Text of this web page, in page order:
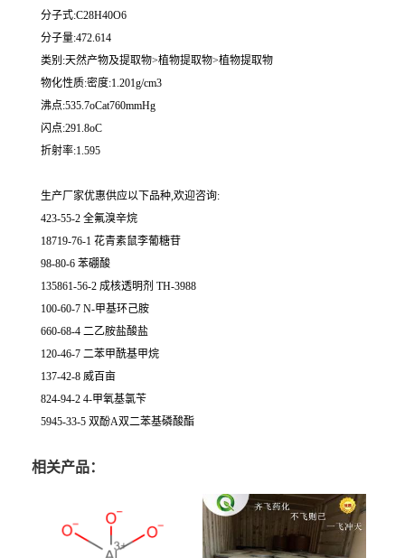
分子式:C28H40O6
分子量:472.614
类别:天然产物及提取物>植物提取物>植物提取物
物化性质:密度:1.201g/cm3
沸点:535.7oCat760mmHg
闪点:291.8oC
折射率:1.595
生产厂家优惠供应以下品种,欢迎咨询:
423-55-2 全氟溴辛烷
18719-76-1 花青素鼠李葡糖苷
98-80-6 苯硼酸
135861-56-2 成核透明剂 TH-3988
100-60-7 N-甲基环己胺
660-68-4 二乙胺盐酸盐
120-46-7 二苯甲酰基甲烷
137-42-8 威百亩
824-94-2 4-甲氧基氯苄
5945-33-5 双酚A双二苯基磷酸酯
相关产品：